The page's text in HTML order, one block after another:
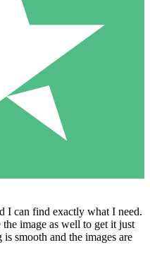
I can find exactly what I need.
image as well to get it just
smooth and the images are